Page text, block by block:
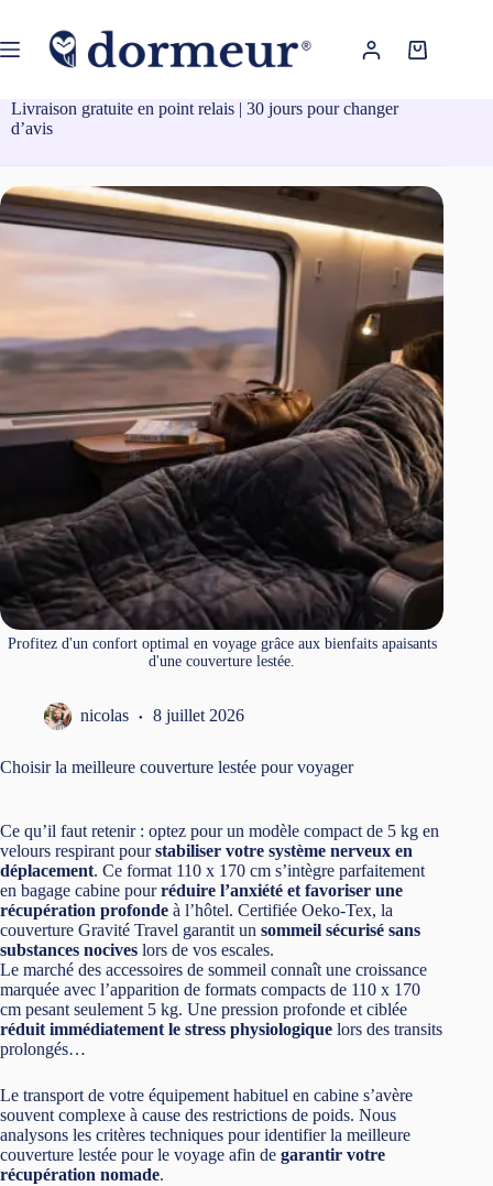
contenu
Panier
Livraison gratuite en point relais | 30 jours pour changer
d’avis
Profitez d'un confort optimal en voyage grâce aux bienfaits apaisants
d'une couverture lestée.
nicolas 8 juillet 2026
Choisir la meilleure couverture lestée pour voyager
Ce qu’il faut retenir : optez pour un modèle compact de 5 kg en
velours respirant pourstabiliser votre système nerveux en
déplacement. Ce format 110 x 170 cm s’intègre parfaitement
en bagage cabine pourréduire l’anxiété et favoriser une
récupération profonde à l’hôtel. Certifiée Oeko-Tex, la
couverture Gravité Travel garantit un sommeil sécurisé sans
substances nocives lors de vos escales.
Le marché des accessoires de sommeil connaît une croissance
marquée avec l’apparition de formats compacts de 110 x 170
cm pesant seulement 5 kg. Une pression profonde et ciblée
réduit immédiatement le stress physiologique lors des transits
prolongés…
Le transport de votre équipement habituel en cabine s’avère
souvent complexe à cause des restrictions de poids. Nous
analysons les critères techniques pour identifier la meilleure
couverture lestée pour le voyage afin de garantir votre
récupération nomade.